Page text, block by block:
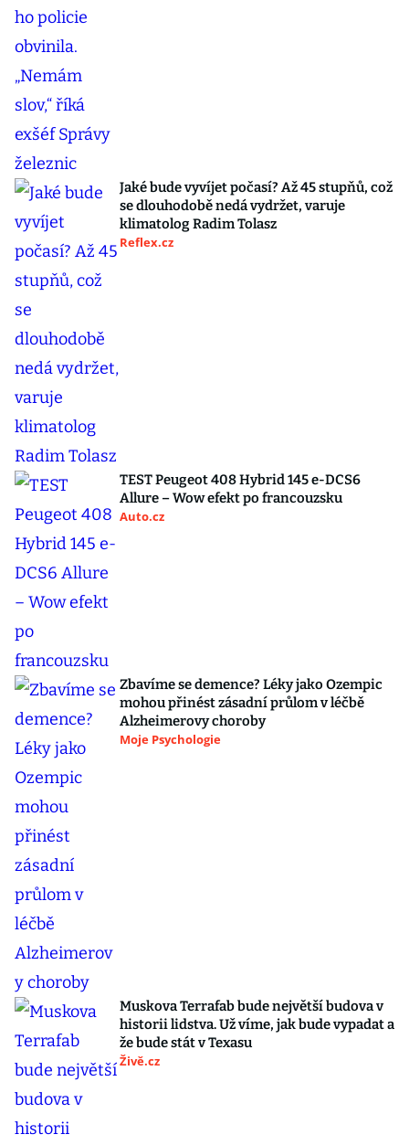
Jaké bude vyvíjet počasí? Až 45 stupňů, což
se dlouhodobě nedá vydržet, varuje
klimatolog Radim Tolasz
Reflex.cz
TEST Peugeot 408 Hybrid 145 e-DCS6
Allure – Wow efekt po francouzsku
Auto.cz
Zbavíme se demence? Léky jako Ozempic
mohou přinést zásadní průlom v léčbě
Alzheimerovy choroby
Moje Psychologie
Muskova Terrafab bude největší budova v
historii lidstva. Už víme, jak bude vypadat a
že bude stát v Texasu
Živě.cz